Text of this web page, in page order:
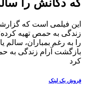
که دکانش را
این فیلمی است که
زندگی به حمص تهیه
را به رغم بمباران، سالم
بازگشت آرام زندگی به
کرد
فروش بک لینک